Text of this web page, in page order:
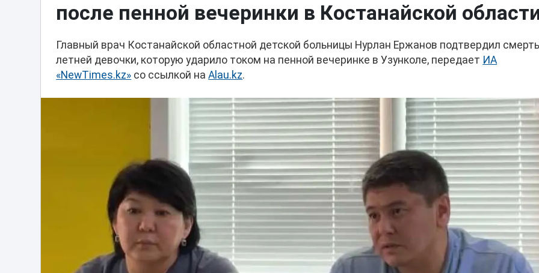
после пенной вечеринки в Костанайской
Главный врач Костанайской областной детской больницы Нурлан Ержанов подтвердил
летней девочки, которую ударило током на пенной вечеринке в Узунколе, передает ИА
«NewTimes.kz» со ссылкой наAlau.kz.